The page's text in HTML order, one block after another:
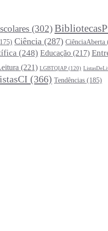
(302)
Ciência (287) CiênciaAberta
(248) Educação (217)
(221) LGBTQIAP (120)
(366) Tendências (185)